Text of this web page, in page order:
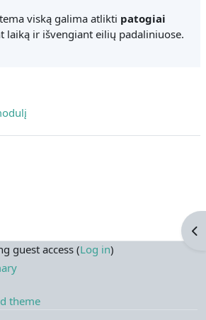
viską galima atlikti patogiai
laiką ir išvengiant eilių padaliniuose.
guest access (Log in)
theme